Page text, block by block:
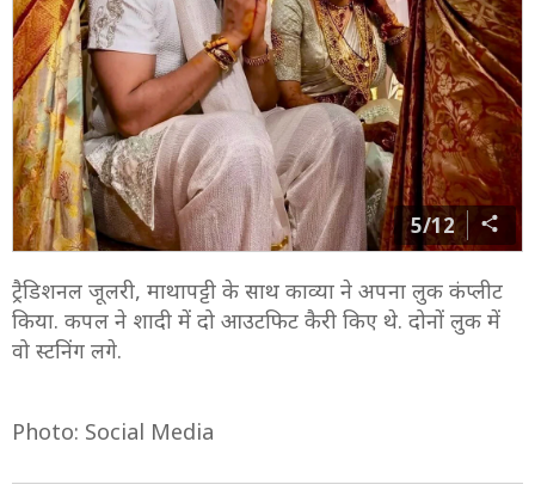
5/12
ट्रैडिशनल जूलरी, माथापट्टी के साथ काव्या ने अपना लुक कंप्लीट
किया. कपल ने शादी में दो आउटफिट कैरी किए थे. दोनों लुक में
वो स्टनिंग लगे.
Photo: Social Media